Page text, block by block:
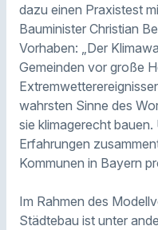
dazu einen Praxistest
Bauminister Christian
Vorhaben: „Der
Gemeinden vor große
wahrsten Sinne des
sie klimagerecht
Erfahrungen
Kommunen in Bayern
Im Rahmen des
Städtebau ist unter